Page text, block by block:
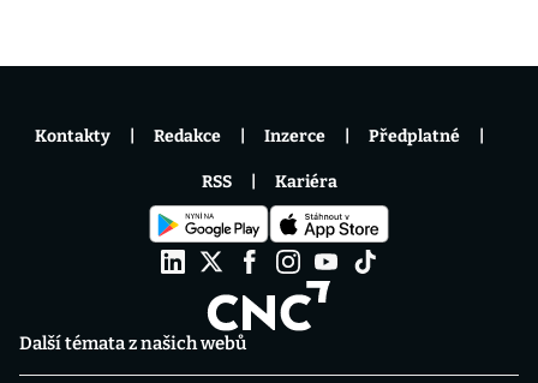
Další témata z našich webů
Kontakty Redakce Inzerce Předplatné
RSS Kariéra